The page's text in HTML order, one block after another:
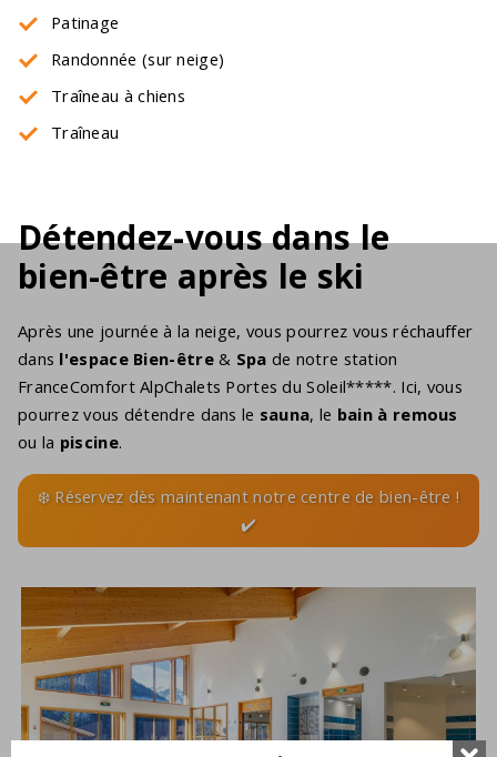
Patinage
Randonnée (sur neige)
Traîneau à chiens
Traîneau
Détendez-vous dans le
bien-être après le ski
Après une journée à la neige, vous pourrez vous réchauffer
dans l'espace Bien-être& Spa de notre station
FranceComfort AlpChalets Portes du Soleil*****. Ici, vous
pourrez vous détendre dans le sauna, le bain à remous
ou la piscine.
❄️ Réservez dès maintenant notre centre de bien-être !
✔️